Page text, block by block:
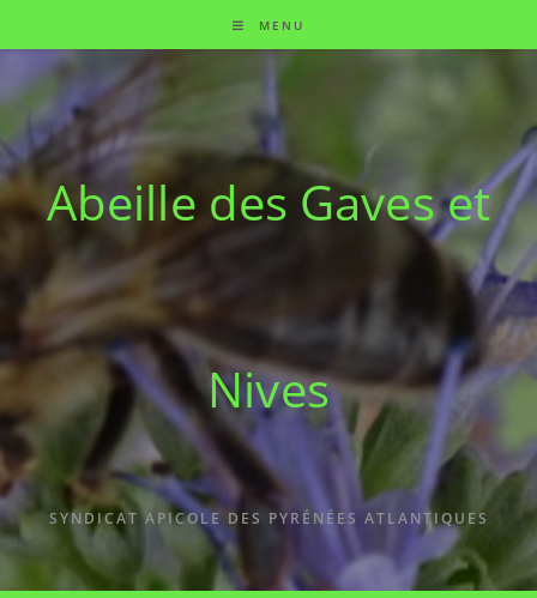
MENU
Abeille des Gaves et
Nives
SYNDICAT APICOLE DES PYRÉNÉES ATLANTIQUES